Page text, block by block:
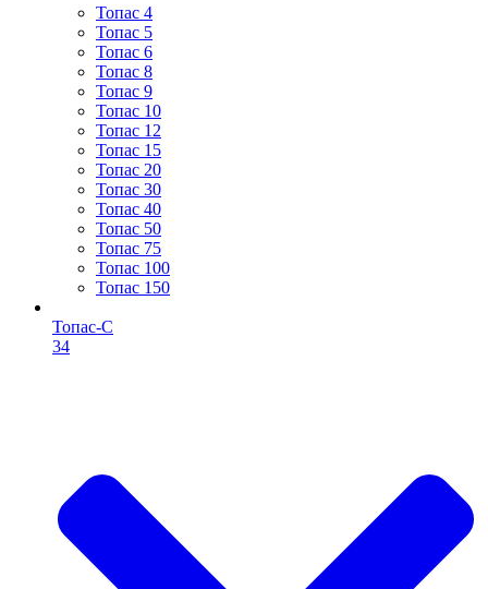
Топас 4
Топас 5
Топас 6
Топас 8
Топас 9
Топас 10
Топас 12
Топас 15
Топас 20
Топас 30
Топас 40
Топас 50
Топас 75
Топас 100
Топас 150
Топас-С
34